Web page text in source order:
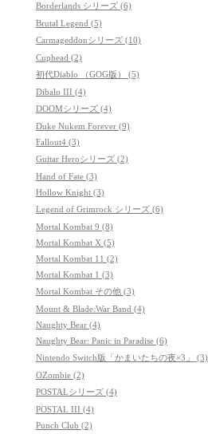
Borderlands シリーズ (6)
Brutal Legend (5)
Carmageddonシリーズ (10)
Cuphead (2)
初代Diablo （GOG版） (5)
Dibalo III (4)
DOOMシリーズ (4)
Duke Nukem Forever (9)
Fallout4 (3)
Guitar Heroシリーズ (2)
Hand of Fate (3)
Hollow Knight (3)
Legend of Grimrock シリーズ (6)
Mortal Kombat 9 (8)
Mortal Kombat X (5)
Mortal Kombat 11 (2)
Mortal Kombat 1 (3)
Mortal Kombat その他 (3)
Mount & Blade:War Band (4)
Naughty Bear (4)
Naughty Bear: Panic in Paradise (6)
Nintendo Switch版「かまいたちの夜×3」 (3)
OZombie (2)
POSTALシリーズ (4)
POSTAL III (4)
Punch Club (2)